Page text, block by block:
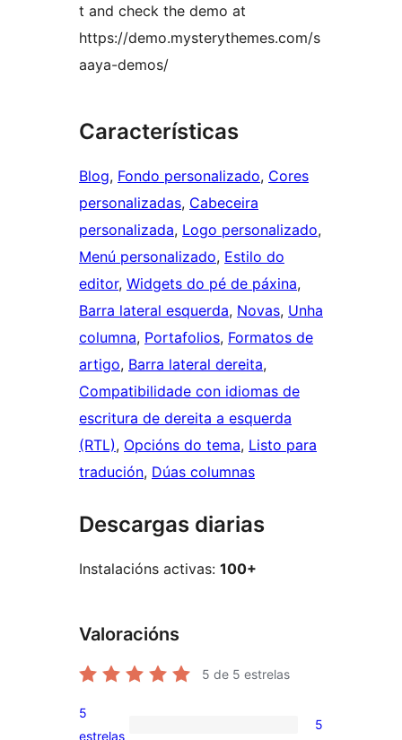
t and check the demo at
https://demo.mysterythemes.com/s
aaya-demos/
Características
Blog, Fondo personalizado, Cores
personalizadas, Cabeceira
personalizada, Logo personalizado
Menú personalizado, Estilo do
editor, Widgets do pé de páxina
Barra lateral esquerda, Novas, Unha
columna, Portafolios, Formatos de
artigo, Barra lateral dereita
Compatibilidade con idiomas de
escritura de dereita a esquerda
(RTL), Opcións do tema, Listo para
tradución, Dúas columnas
Descargas diarias
Instalacións activas: 100+
Valoracións
5 de 5 estrelas
5
5
estrelas
5